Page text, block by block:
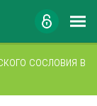
сословия в